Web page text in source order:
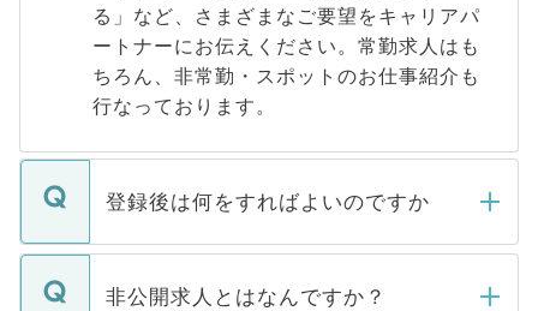
る」など、さまざまなご要望をキャリアパ
ートナーにお伝えください。常勤求人はも
ちろん、非常勤・スポットのお仕事紹介も
行なっております。
登録後は何をすればよいのですか
ご登録いただきましたら、弊社担当者がご
登録内容を確認し、その後メールもしくは
非公開求人とはなんですか？